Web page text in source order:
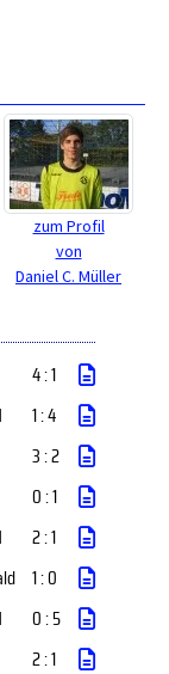
zum Profil
von
Daniel C. Müller
4 : 1
1 : 4
3 : 2
0 : 1
2 : 1
1 : 0
0 : 5
2 : 1